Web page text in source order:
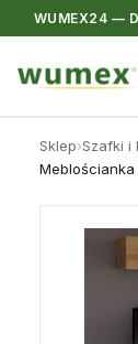
WUMEX24 —
Sklep›Szafki i